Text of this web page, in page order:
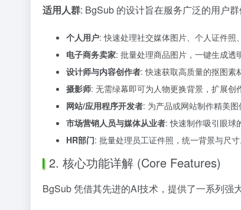
适用人群: BgSub 的设计旨在服务广泛的用户
个人用户: 快速处理社交媒体图片、个人证件照
电子商务卖家: 批量处理商品图片，一键生成透
设计师与内容创作者: 快速获取高质量的抠图素
摄影师: 无需绿幕即可为人物更换背景，扩展创
网站/应用程序开发者: 为产品或网站制作精美图
市场营销人员与媒体从业者: 快速制作吸引眼球
HR部门: 批量处理员工证件照，统一背景与尺寸
2. 核心功能详解 (Core Features)
BgSub 凭借其先进的AI技术，提供了一系列强